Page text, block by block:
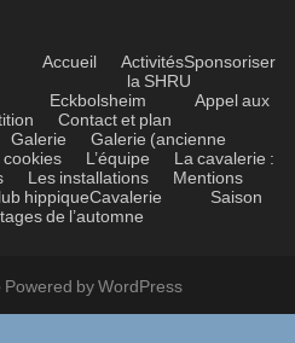
Accueil ActivitésSponsoriser
la SHRU
Eckbolsheim
Appel aux
Contact et plan
Galerie
Galerie (ancienne
cookies L’équipe
La cavalerie :
Les installations
Mentions
hippiqueCavalerie
Saison
de l’automne
Powered by WordPress